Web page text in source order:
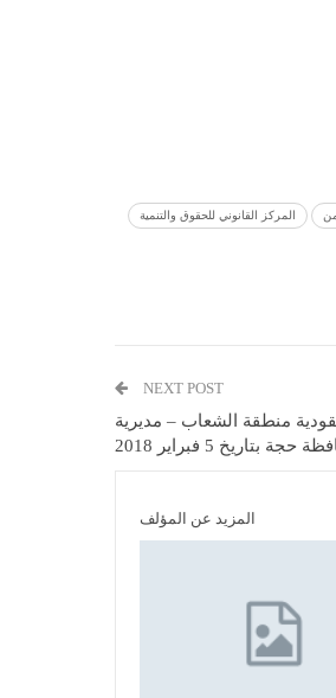
المركز القانوني للحقوق والتنمية
NEXT POST
منطقة الشعاب – مديرية
بتاريخ 5 فبراير 2018
المزيد عن المؤلف